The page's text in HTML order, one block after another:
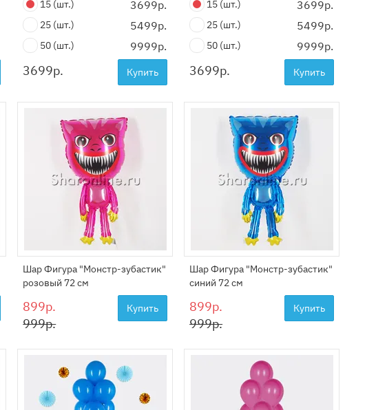
15 (шт.) 3699р.
25 (шт.) 5499р.
50 (шт.) 9999р.
3699р. Купить
15 (шт.) 3699р.
25 (шт.) 5499р.
50 (шт.) 9999р.
3699р. Купить
Шар Фигура "Монстр-зубастик"
розовый 72 см
899р.
999р.
Купить
Шар Фигура "Монстр-зубастик"
синий 72 см
899р.
999р.
Купить